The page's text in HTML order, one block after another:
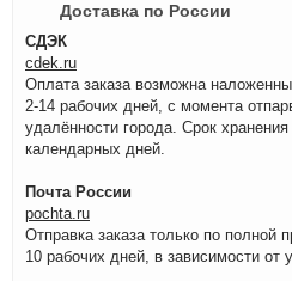
Доставка по России
СДЭК
cdek.ru
Оплата заказа возможна
2-14 рабочих дней, с момента
удалённости города. Срок
календарных дней.
Почта России
pochta.ru
Отправка заказа только по полной
10 рабочих дней, в зависимости от